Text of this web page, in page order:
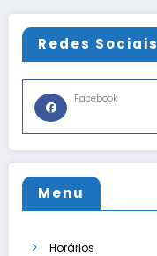
Redes Sociais
Facebook
Menu
Horários